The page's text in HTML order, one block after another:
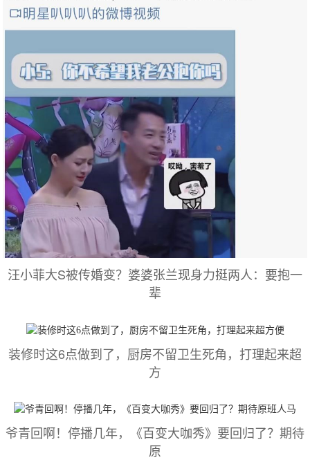
汪小菲大S被传婚变？婆婆张兰现身力挺两人：要抱一
辈
装修时这6点做到了，厨房不留卫生死角，打理起来超
方
爷青回啊！停播几年，《百变大咖秀》要回归了？期待
原